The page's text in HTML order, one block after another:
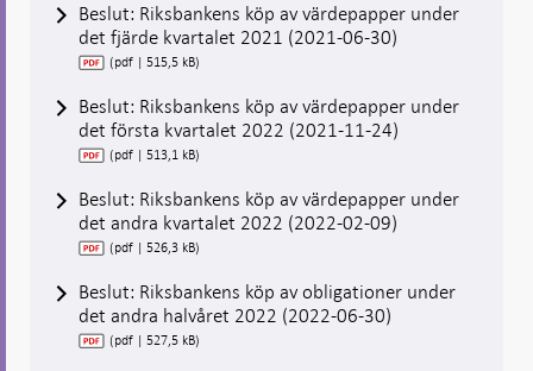
Beslut: Riksbankens köp av värdepapper under
det fjärde kvartalet 2021 (2021-06-30)
(pdf | 515,5 kB)
Beslut: Riksbankens köp av värdepapper under
det första kvartalet 2022 (2021-11-24)
(pdf | 513,1 kB)
Beslut: Riksbankens köp av värdepapper under
det andra kvartalet 2022 (2022-02-09)
(pdf | 526,3 kB)
Beslut: Riksbankens köp av obligationer under
det andra halvåret 2022 (2022-06-30)
(pdf | 527,5 kB)